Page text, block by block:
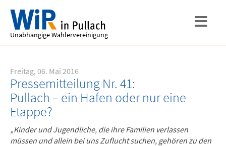
Unabhängige Wählervereinigung
Freitag, 06. Mai 2016
Pressemitteilung Nr. 41:
Pullach – ein Hafen oder nur eine
Etappe?
„Kinder und Jugendliche, die ihre Familien verlassen
müssen und allein bei uns Zuflucht suchen, gehören zu den